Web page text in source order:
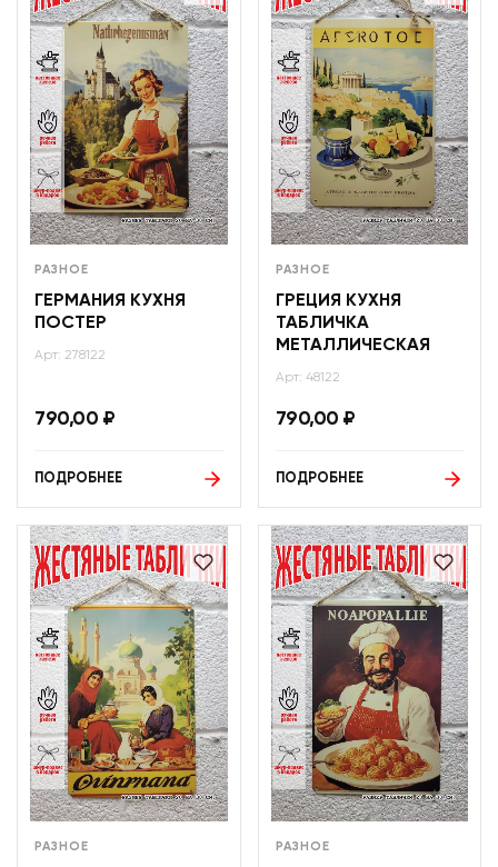
РАЗНОЕ
ГЕРМАНИЯ КУХНЯ
ПОСТЕР
Арт: 278122
790,00 ₽
ПОДРОБНЕЕ
РАЗНОЕ
ГРЕЦИЯ КУХНЯ
ТАБЛИЧКА
МЕТАЛЛИЧЕСКАЯ
Арт: 48122
790,00 ₽
ПОДРОБНЕЕ
РАЗНОЕ РАЗНОЕ